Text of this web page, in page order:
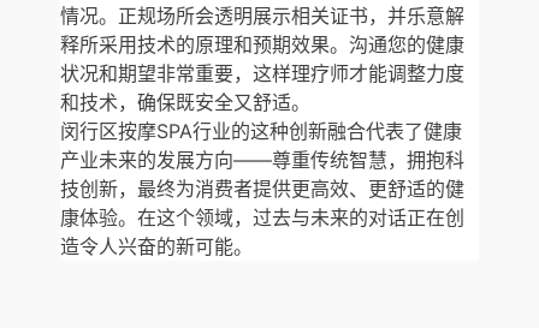
情况。正规场所会透明展示相关证书，并乐意解
释所采用技术的原理和预期效果。沟通您的健康
状况和期望非常重要，这样理疗师才能调整力度
和技术，确保既安全又舒适。
闵行区按摩SPA行业的这种创新融合代表了健康
产业未来的发展方向——尊重传统智慧，拥抱科
技创新，最终为消费者提供更高效、更舒适的健
康体验。在这个领域，过去与未来的对话正在创
造令人兴奋的新可能。